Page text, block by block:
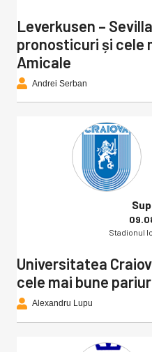
Leverkusen –
pronosticuri și cele
Amicale
Andrei Serban
Stadionul
Universitatea
cele mai bune
Alexandru Lupu